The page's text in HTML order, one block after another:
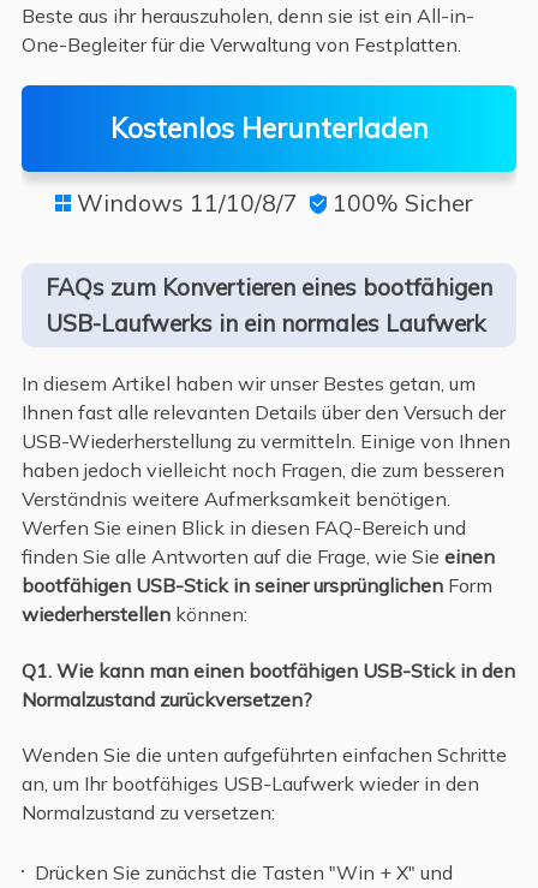
Beste aus ihr herauszuholen, denn sie ist ein All-in-
One-Begleiter für die Verwaltung von Festplatten.
Kostenlos Herunterladen
 Windows 11/10/8/7  100% Sicher
FAQs zum Konvertieren eines bootfähigen
USB-Laufwerks in ein normales Laufwerk
In diesem Artikel haben wir unser Bestes getan, um
Ihnen fast alle relevanten Details über den Versuch der
USB-Wiederherstellung zu vermitteln. Einige von Ihnen
haben jedoch vielleicht noch Fragen, die zum besseren
Verständnis weitere Aufmerksamkeit benötigen.
Werfen Sie einen Blick in diesen FAQ-Bereich und
finden Sie alle Antworten auf die Frage, wie Sie einen
bootfähigen USB-Stick in seiner ursprünglichenForm
wiederherstellenkönnen:
Q1. Wie kann man einen bootfähigen USB-Stick in den
Normalzustand zurückversetzen?
Wenden Sie die unten aufgeführten einfachen Schritte
an, um Ihr bootfähiges USB-Laufwerk wieder in den
Normalzustand zu versetzen:
Drücken Sie zunächst die Tasten "Win + X" und